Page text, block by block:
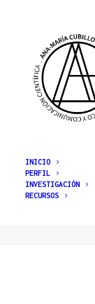
INICIO
PERFIL
INVESTIGACIÓN
RECURSOS